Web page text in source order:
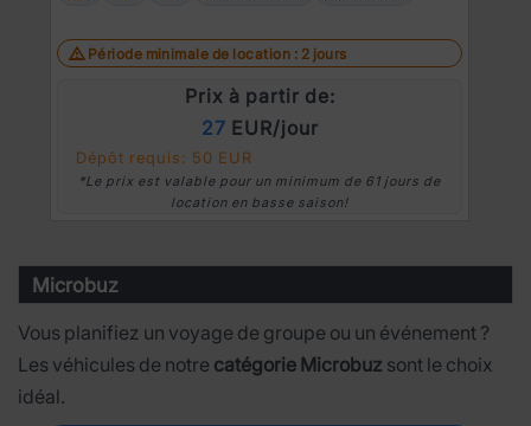
Période minimale de location : 2 jours
Prix à partir de:
27 EUR/jour
Dépôt requis: 50 EUR
*Le prix est valable pour un minimum de 61 jours de
location en basse saison!
Microbuz
Vous planifiez un voyage de groupe ou un événement ?
Les véhicules de notre catégorie Microbuz sont le choix
idéal.